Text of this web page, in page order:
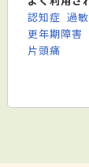
認知症 過
更年期障害
片頭痛